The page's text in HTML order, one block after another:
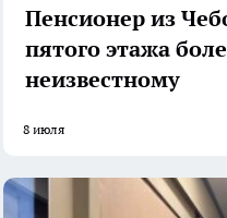
Пенсионер из
пятого этажа
неизвестному
8 июля